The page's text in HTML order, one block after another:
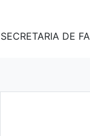
SECRETARIA DE